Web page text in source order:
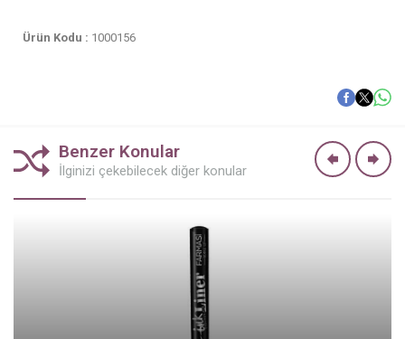
Ürün Kodu : 1000156
Benzer Konular
İlginizi çekebilecek diğer konular